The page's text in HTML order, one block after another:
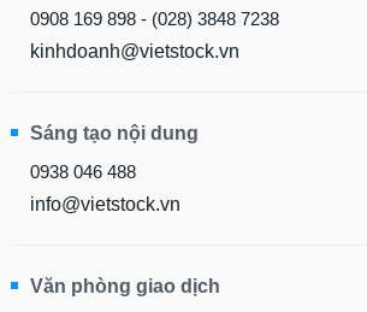
0908 169 898 - (028) 3848 7238
kinhdoanh@vietstock.vn
Sáng tạo nội dung
0938 046 488
info@vietstock.vn
Văn phòng giao dịch
chính
liệu